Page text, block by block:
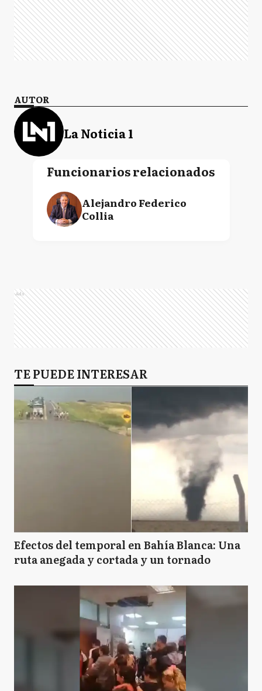
AUTOR
La Noticia 1
Funcionarios relacionados
Alejandro Federico
Collia
Ads
TE PUEDE INTERESAR
Efectos del temporal en Bahía Blanca: Una
ruta anegada y cortada y un tornado